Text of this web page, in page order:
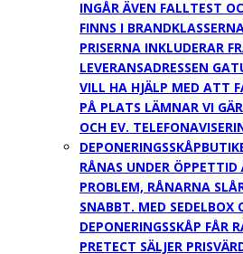
INGÅR ÄVEN FALLTEST
FINNS I
PRISERNA INKLUDERAR
LEVERANSADRESSEN
VILL HA HJÄLP MED ATT
PÅ PLATS LÄMNAR VI
OCH EV.
DEPONERINGSSKÅP
RÅNAS UNDER
PROBLEM, RÅNARNA
SNABBT. MED SEDELBOX
DEPONERINGSSKÅP FÅR
PRETECT SÄLJER